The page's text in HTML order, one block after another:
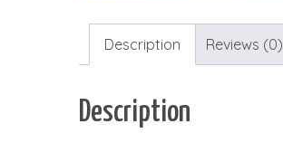
Description Reviews (0)
Description